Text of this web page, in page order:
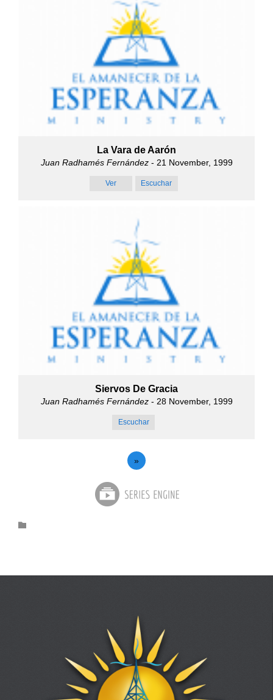
La Vara de Aarón
Juan Radhamés Fernández- 21 November, 1999
Ver Escuchar
Siervos De Gracia
Juan Radhamés Fernández- 28 November, 1999
Escuchar
»
